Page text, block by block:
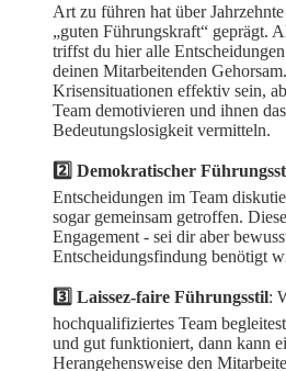
Art zu führen hat über
„guten Führungskraft“ geprägt.
triffst du hier alle
deinen Mitarbeitenden
Krisensituationen effektiv sein,
Team demotivieren und ihnen
Bedeutungslosigkeit vermitteln.
2️⃣ Demokratischer
Entscheidungen im Team
sogar gemeinsam getroffen.
Engagement - sei dir aber
Entscheidungsfindung benötigt
3️⃣ Laissez-faire Führungsstil:
hochqualifiziertes Team
und gut funktioniert, dann kann
Herangehensweise den